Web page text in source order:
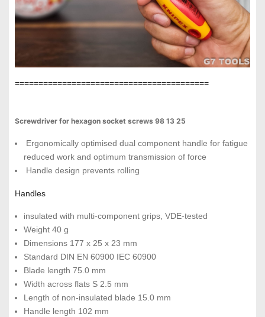
=========================================
Screwdriver for hexagon socket screws 98 13 25
Ergonomically optimised dual component handle for fatigue
reduced work and optimum transmission of force
Handle design prevents rolling
Handles
insulated with multi-component grips, VDE-tested
Weight 40 g
Dimensions 177 x 25 x 23 mm
Standard DIN EN 60900 IEC 60900
Blade length 75.0 mm
Width across flats S 2.5 mm
Length of non-insulated blade 15.0 mm
Handle length 102 mm